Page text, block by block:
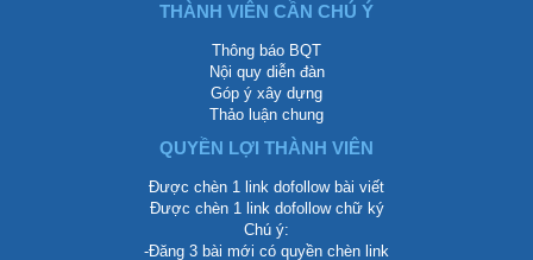
THÀNH VIÊN CẦN CHÚ Ý
Thông báo BQT
Nội quy diễn đàn
Góp ý xây dựng
Thảo luận chung
QUYỀN LỢI THÀNH VIÊN
Được chèn 1 link dofollow bài viết
Được chèn 1 link dofollow chữ ký
Chú ý:
-Đăng 3 bài mới có quyền chèn link